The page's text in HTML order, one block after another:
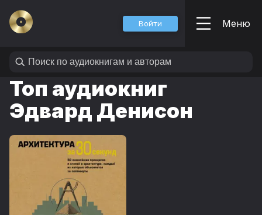
Войти Меню
Топ аудиокниг
Эдвард Денисон